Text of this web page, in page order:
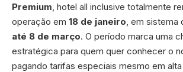
Premium , hotel all inclusive totalmente
operação em 18 de janeiro , em sistema
até 8 de março. O período marca uma
estratégica para quem quer conhecer o
pagando tarifas especiais mesmo em